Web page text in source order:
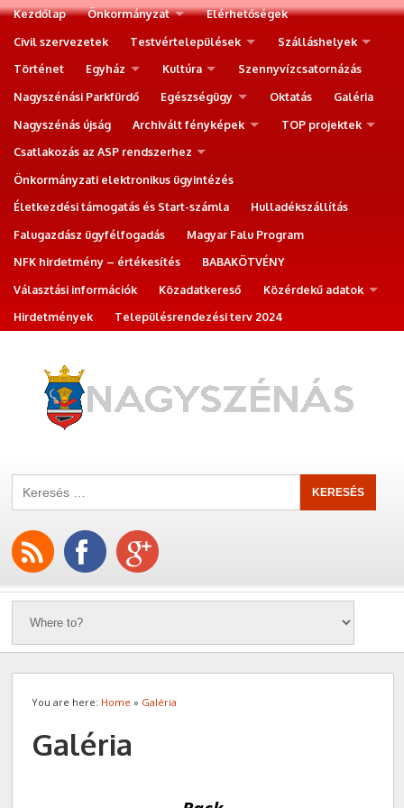
Kezdőlap Önkormányzat
Elérhetőségek
Civil szervezetek
Testvértelepülések
Szálláshelyek
Történet
Egyház Kultúra
Szennyvízcsatornázás
Nagyszénási Parkfürdő
Egészségügy Oktatás
Galéria
Nagyszénás újság
Archivált fényképek
TOP projektek
Csatlakozás az ASP rendszerhez
Önkormányzati elektronikus ügyintézés
Életkezdési támogatás és Start-számla
Hulladékszállítás
Falugazdász ügyfélfogadás
Magyar Falu Program
NFK hirdetmény – értékesítés
BABAKÖTVÉNY
Választási információk
Közadatkereső
Közérdekű adatok
Hirdetmények
Településrendezési terv 2024
You are here: Home » Galéria
Galéria